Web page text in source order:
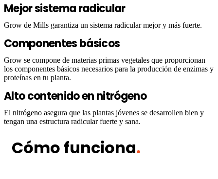
Mejor sistema radicular
Grow de Mills garantiza un sistema radicular mejor y más fuerte.
Componentes básicos
Grow se compone de materias primas vegetales que proporcionan
los componentes básicos necesarios para la producción de enzimas y
proteínas en tu planta.
Alto contenido en nitrógeno
El nitrógeno asegura que las plantas jóvenes se desarrollen bien y
tengan una estructura radicular fuerte y sana.
Cómo funciona.